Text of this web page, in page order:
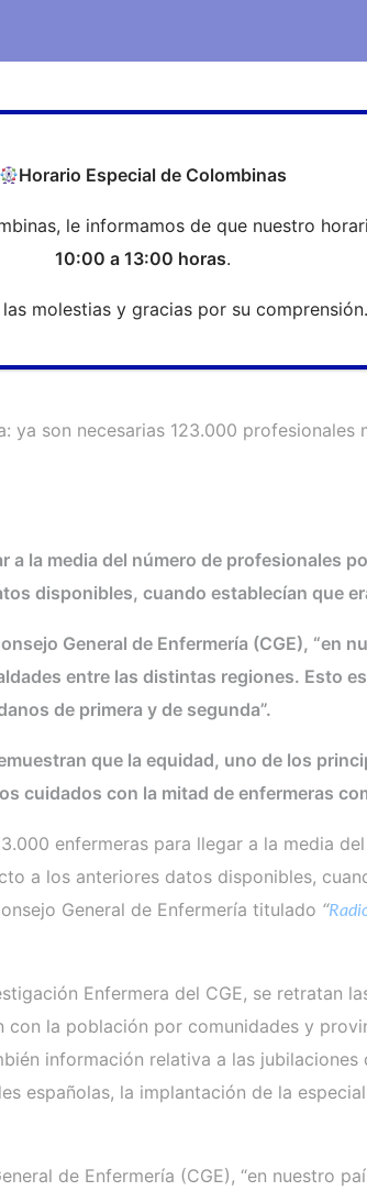
ya son
ya son necesarias 123.000 profesionales
la media del número de profesionales
disponibles, cuando establecían que
General de Enfermería (CGE), “en
entre las distintas regiones. Esto
de primera y de segunda”.
que la equidad, uno de los
cuidados con la mitad de enfermeras
enfermeras para llegar a la media
a los anteriores datos disponibles,
General de Enfermería titulado “
Enfermera del CGE, se retratan
la población por comunidades y
información relativa a las
españolas, la implantación de la
de Enfermería (CGE), “en nuestro
Horario Especial de Colombinas
le informamos de que nuestro
10:00 a 13:00 horas.
molestias y gracias por su comprensión.